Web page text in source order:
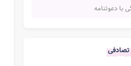
با دعوتنامه
تصادفی